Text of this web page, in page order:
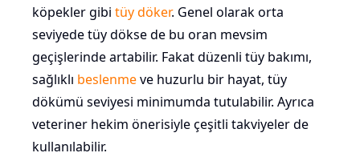
köpekler gibi tüy döker. Genel olarak orta
seviyede tüy dökse de bu oran mevsim
geçişlerinde artabilir. Fakat düzenli tüy bakımı,
sağlıklı beslenmeve huzurlu bir hayat, tüy
dökümü seviyesi minimumda tutulabilir. Ayrıca
veteriner hekim önerisiyle çeşitli takviyeler de
kullanılabilir.